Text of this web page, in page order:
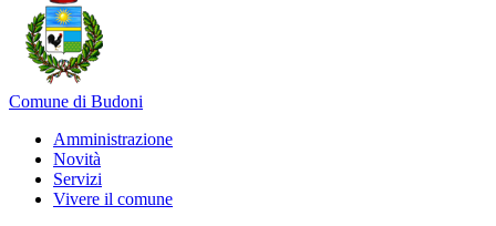
Comune di Budoni
Amministrazione
Novità
Servizi
Vivere il comune